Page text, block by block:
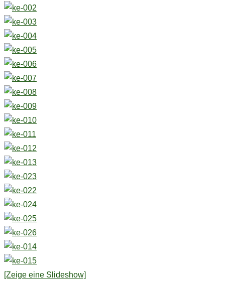
[Zeige eine Slideshow]